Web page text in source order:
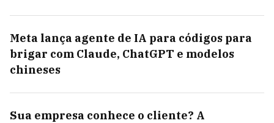
Meta lança agente de IA para códigos para
brigar com Claude, ChatGPT e modelos
chineses
Sua empresa conhece o cliente? A